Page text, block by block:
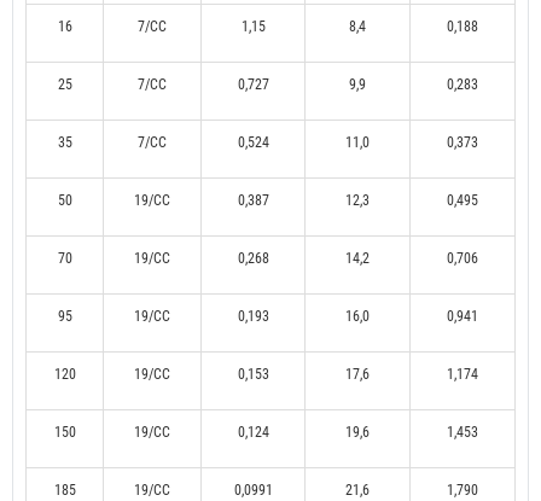
16 7/CC 1,15 8,4 0,188
25 7/CC 0,727 9,9 0,283
35 7/CC 0,524 11,0 0,373
50 19/CC 0,387 12,3 0,495
70 19/CC 0,268 14,2 0,706
95 19/CC 0,193 16,0 0,941
120 19/CC 0,153 17,6 1,174
150 19/CC 0,124 19,6 1,453
185 19/CC 0,0991 21,6 1,790